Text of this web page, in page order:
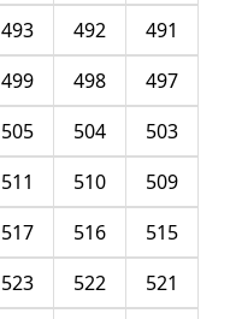
491
492
493
497
498
499
503
504
505
509
510
511
515
516
517
521
522
523